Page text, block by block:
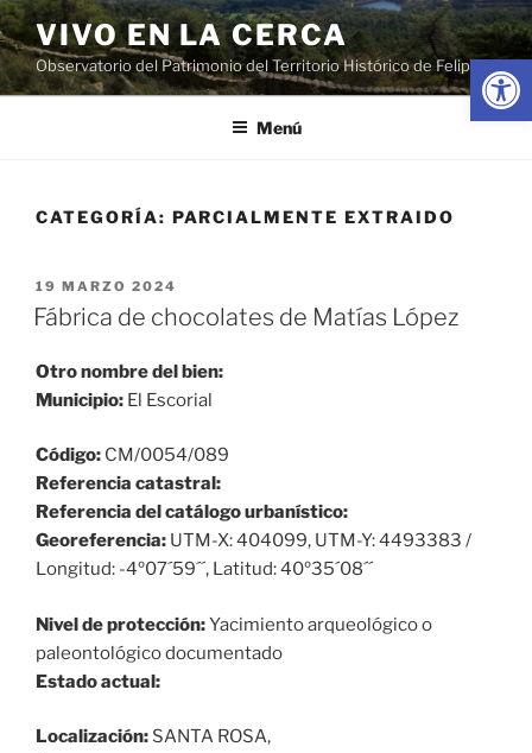
Abrir
Saltar
al
contenido
VIVO EN LA CERCA
Observatorio del Patrimonio del Territorio Histórico de Felipe II
Menú
CATEGORÍA: PARCIALMENTE EXTRAIDO
PUBLICADO
EL
19 MARZO 2024
Fábrica de chocolates de Matías López
Otro nombre del bien:
Municipio: El Escorial
Código: CM/0054/089
Referencia catastral:
Referencia del catálogo urbanístico:
Georeferencia: UTM-X: 404099, UTM-Y: 4493383 /
Longitud: -4º07´59´´, Latitud: 40º35´08´´
Nivel de protección:Yacimiento arqueológico o
paleontológico documentado
Estado actual:
Localización: SANTA ROSA,